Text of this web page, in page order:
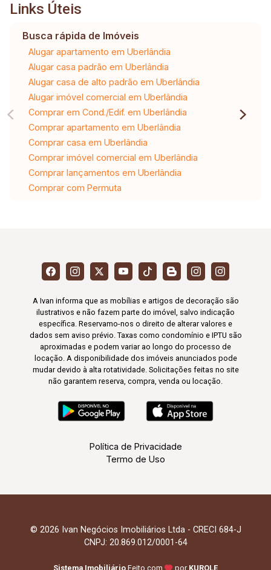
Links Úteis
Busca rápida de Imóveis
Alugar apartamento em Uberlândia
Alugar casa padrão em Uberlândia
Alugar casa de alto padrão em Uberlândia
Alugar imóvel comercial em Uberlândia
Comprar em Cond./Edif. em Uberlândia
Comprar apartamento em Uberlândia
Comprar casa em Uberlândia
Comprar imóvel comercial em Uberlândia
Comprar lançamentos em Uberlândia
Comprar com Permuta
A Ivan informa que as mobílias e artigos de decoração são
ilustrativos e não fazem parte do imóvel, salvo indicação
específica. Reservamo-nos o direito de alterar valores e
dados sem aviso prévio. Taxas como condomínio e IPTU são
aproximadas e podem variar ao longo do processo de
locação. A disponibilidade dos imóveis anunciados pode
mudar devido à alta rotatividade. Solicitações feitas no site
não garantem reserva, compra, venda ou locação.
Política de Privacidade
Termo de Uso
© 2026 Ivan Negócios Imobiliários Ltda - CRECI 684-J
CNPJ: 20.869.012/0001-64
Sistema Imobiliário Feito com por KUROLE